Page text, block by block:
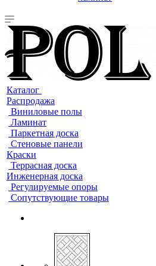
Каталог
Распродажа
Виниловые полы
Ламинат
Паркетная доска
Стеновые панели
Краски
Террасная доска
Инженерная доска
Регулируемые опоры
Сопутствующие товары